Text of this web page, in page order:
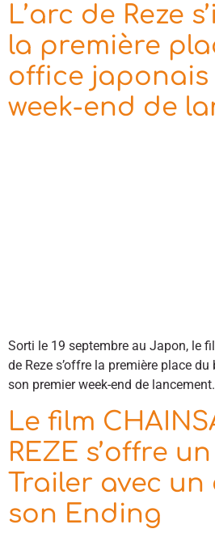
L’arc de Reze
la première
office japonais
week-end de
Sorti le 19 septembre au Japon, le
de Reze s’offre la première place
son premier week-end de lancement.
Le film
REZE s’offre
Trailer avec
son Ending